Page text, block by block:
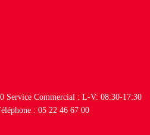
Service Commercial : L-V: 08:30-17:30
: 05 22 46 67 00